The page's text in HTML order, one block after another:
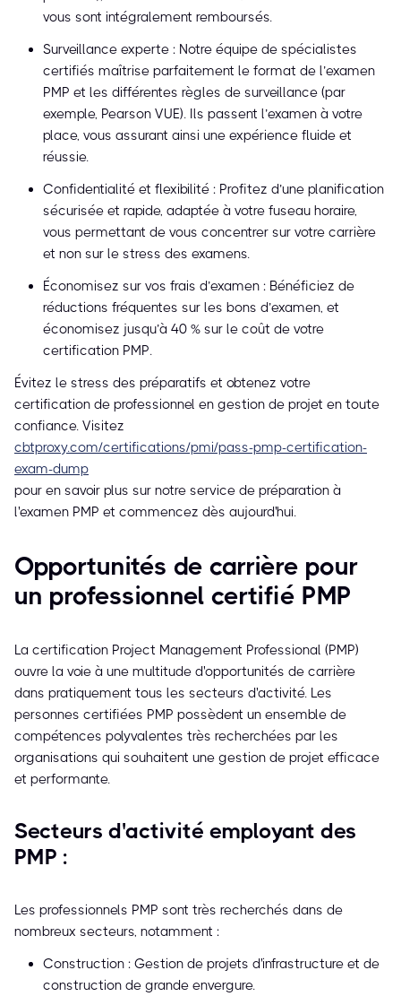
vous sont intégralement remboursés.
Surveillance experte : Notre équipe de spécialistes
certifiés maîtrise parfaitement le format de l’examen
PMP et les différentes règles de surveillance (par
exemple, Pearson VUE). Ils passent l’examen à votre
place, vous assurant ainsi une expérience fluide et
réussie.
Confidentialité et flexibilité : Profitez d’une planification
sécurisée et rapide, adaptée à votre fuseau horaire,
vous permettant de vous concentrer sur votre carrière
et non sur le stress des examens.
Économisez sur vos frais d’examen : Bénéficiez de
réductions fréquentes sur les bons d’examen, et
économisez jusqu’à 40 % sur le coût de votre
certification PMP.
Évitez le stress des préparatifs et obtenez votre
certification de professionnel en gestion de projet en toute
confiance. Visitez
cbtproxy.com/certifications/pmi/pass-pmp-certification-
exam-dump
pour en savoir plus sur notre service de préparation à
l'examen PMP et commencez dès aujourd'hui.
Opportunités de carrière pour
un professionnel certifié PMP
La certification Project Management Professional (PMP)
ouvre la voie à une multitude d'opportunités de carrière
dans pratiquement tous les secteurs d'activité. Les
personnes certifiées PMP possèdent un ensemble de
compétences polyvalentes très recherchées par les
organisations qui souhaitent une gestion de projet efficace
et performante.
Secteurs d'activité employant des
PMP :
Les professionnels PMP sont très recherchés dans de
nombreux secteurs, notamment :
Construction : Gestion de projets d'infrastructure et de
construction de grande envergure.